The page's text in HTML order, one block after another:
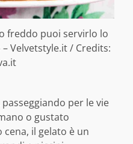
freddo puoi servirlo lo
Velvetstyle.it / Credits:
per le vie
o gustato
il gelato è un